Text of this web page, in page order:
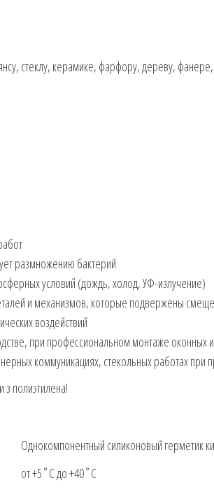
стеклу, керамике, фарфору, дереву,
размножению бактерий
условий (дождь, холод, УФ-излучение)
и механизмов, которые подвержены
воздействий
при профессиональном монтаже оконных
коммуникациях, стекольных работах при
полиэтилена!
Однокомпонентный силиконовый герметик
от +5˚С до +40˚С